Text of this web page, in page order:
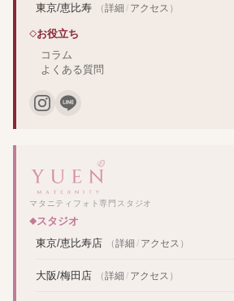
東京/恵比寿
（詳細 / アクセス ）
お役立ち
コラム
よくある質問
マタニティフォト専門スタジオ
スタジオ
東京/恵比寿店
（詳細 / アクセス ）
大阪/梅田店 （詳細 / アクセス ）